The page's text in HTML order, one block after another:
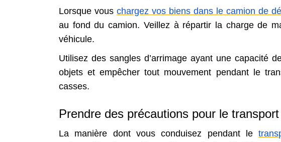
Lorsque vouschargez vos biens dans le camion de
au fond du camion. Veillez à répartir la charge de
véhicule.
Utilisez des sangles d’arrimage ayant une capacité
objets et empêcher tout mouvement pendant le
casses.
Prendre des précautions pour le transport
La manière dont vous conduisez pendant le